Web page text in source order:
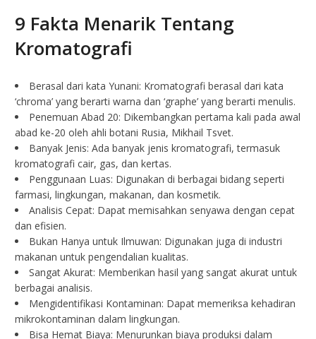
9 Fakta Menarik Tentang
Kromatografi
Berasal dari kata Yunani: Kromatografi berasal dari kata
‘chroma’ yang berarti warna dan ‘graphe’ yang berarti menulis.
Penemuan Abad 20: Dikembangkan pertama kali pada awal
abad ke-20 oleh ahli botani Rusia, Mikhail Tsvet.
Banyak Jenis: Ada banyak jenis kromatografi, termasuk
kromatografi cair, gas, dan kertas.
Penggunaan Luas: Digunakan di berbagai bidang seperti
farmasi, lingkungan, makanan, dan kosmetik.
Analisis Cepat: Dapat memisahkan senyawa dengan cepat
dan efisien.
Bukan Hanya untuk Ilmuwan: Digunakan juga di industri
makanan untuk pengendalian kualitas.
Sangat Akurat: Memberikan hasil yang sangat akurat untuk
berbagai analisis.
Mengidentifikasi Kontaminan: Dapat memeriksa kehadiran
mikrokontaminan dalam lingkungan.
Bisa Hemat Biaya: Menurunkan biaya produksi dalam